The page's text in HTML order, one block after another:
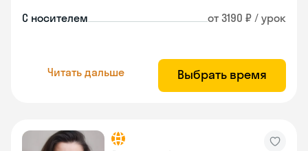
С носителем от 3190 ₽ / урок
Читать дальше Выбрать время